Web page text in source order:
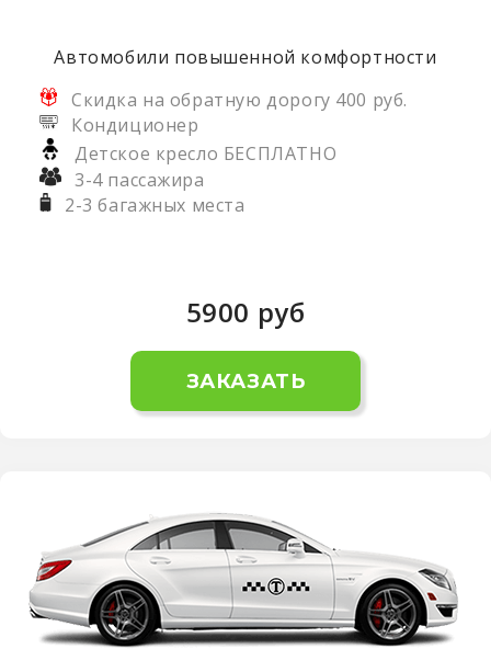
Автомобили повышенной комфортности
Скидка на обратную дорогу 400 руб.
Кондиционер
Детское кресло БЕСПЛАТНО
3-4 пассажира
2-3 багажных места
5900 руб
ЗАКАЗАТЬ